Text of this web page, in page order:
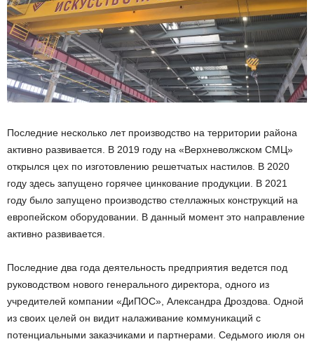
Последние несколько лет производство на территории района
активно развивается. В 2019 году на «Верхневолжском СМЦ»
открылся цех по изготовлению решетчатых настилов. В 2020
году здесь запущено горячее цинкование продукции. В 2021
году было запущено производство стеллажных конструкций на
европейском оборудовании. В данный момент это направление
активно развивается.
Последние два года деятельность предприятия ведется под
руководством нового генерального директора, одного из
учредителей компании «ДиПОС», Александра Дроздова. Одной
из своих целей он видит налаживание коммуникаций с
потенциальными заказчиками и партнерами. Седьмого июля он